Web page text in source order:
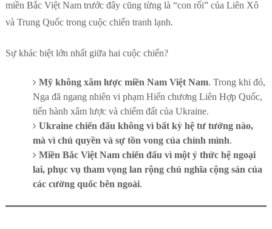
miền Bắc Việt Nam trước đây cũng từng là “con rối” của Liên Xô
và Trung Quốc trong cuộc chiến tranh lạnh.
Sự khác biệt lớn nhất giữa hai cuộc chiến?
Mỹ không xâm lược miền Nam Việt Nam. Trong khi đó,
Nga đã ngang nhiên vi phạm Hiến chương Liên Hợp Quốc,
tiến hành xâm lược và chiếm đất của Ukraine.
Ukraine chiến đấu không vì bất kỳ hệ tư tưởng nào,
mà vì chủ quyền và sự tồn vong của chính mình.
Miền Bắc Việt Nam chiến đấu vì một ý thức hệ ngoại
lai, phục vụ tham vọng lan rộng chủ nghĩa cộng sản của
các cường quốc bên ngoài.